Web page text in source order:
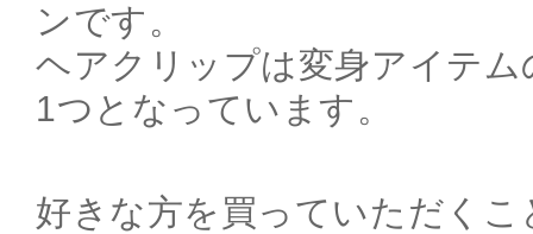
ンです。
ヘアクリップは変身アイテ
1つとなっています。
好きな方を買っていただく